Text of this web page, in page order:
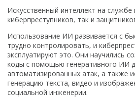
Искусственный интеллект на службе
киберпреступников, так и
Использование ИИ развивается с
трудно контролировать, и
эксплуатируют это. Они научились
коды с помощью генеративного ИИ
автоматизированных атак, а также
генерацию текста, видео и
социальной инженерии.